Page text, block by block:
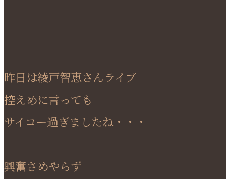
昨日は綾戸智恵さんライブ
控えめに言っても
サイコー過ぎましたね・・・
興奮さめやらず